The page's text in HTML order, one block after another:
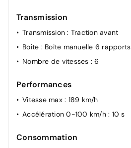
Transmission
Transmission: Traction avant
Boite : Boîte manuelle 6 rapports
Nombre de vitesses : 6
Performances
Vitesse max : 189 km/h
Accélération 0-100 km/h : 10 s
Consommation